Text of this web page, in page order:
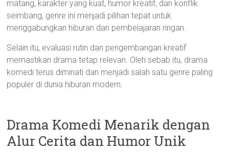
matang, karakter yang kuat, humor kreatif, dan konflik
seimbang, genre ini menjadi pilihan tepat untuk
menggabungkan hiburan dan pembelajaran ringan.
Selain itu, evaluasi rutin dan pengembangan kreatif
memastikan drama tetap relevan. Oleh sebab itu, drama
komedi terus diminati dan menjadi salah satu genre paling
populer di dunia hiburan modern.
Drama Komedi Menarik dengan
Alur Cerita dan Humor Unik